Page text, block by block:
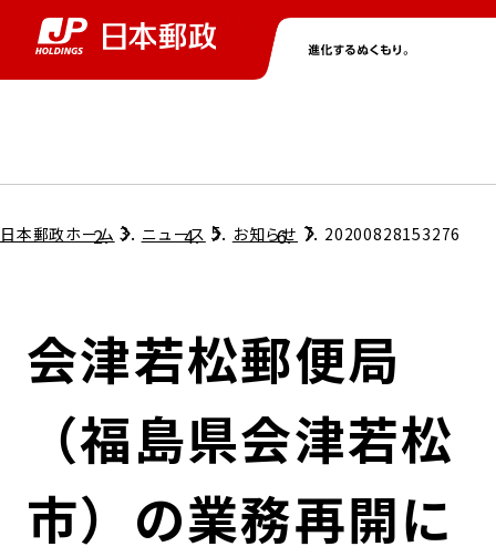
グループ情報トップ
コンプライアンス
ガバナンス
コンダクト向上の取組み
株主・投資家情報トップ
個人投資家のみなさまへ
株式情報
財務情報・IR資料
ニューストップ
サステナビリティトップ
担当役員メッセージ
サステナビリティマネジメント
持続可能な金融のフレームワーク
採用情報トップ
日本郵政ホーム ニュース お知らせ 20200828153276
会津若松郵便局
（福島県会津若松
市）の業務再開に